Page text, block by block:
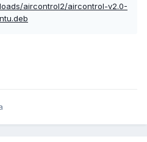
aircontrol2/aircontrol-v2.0-